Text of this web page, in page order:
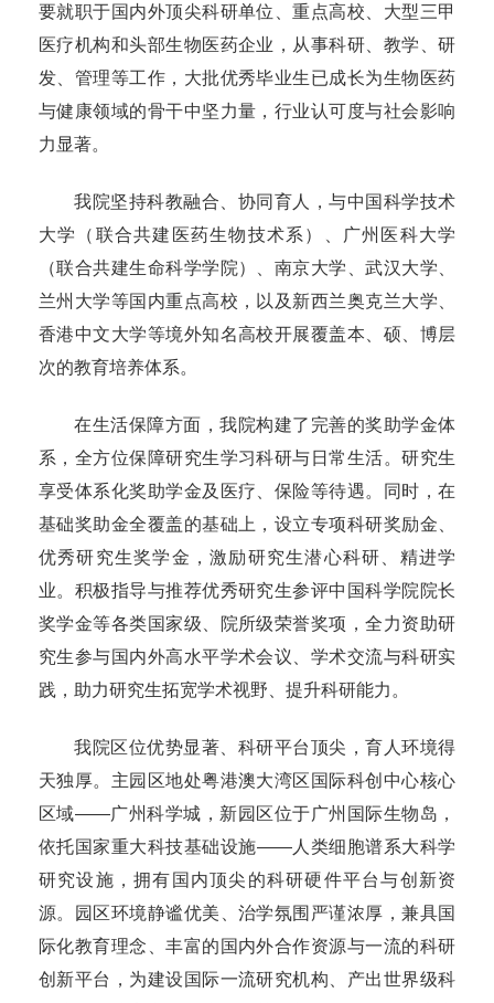
要就职于国内外顶尖科研单位、重点高校、大型三甲
医疗机构和头部生物医药企业，从事科研、教学、研
发、管理等工作，大批优秀毕业生已成长为生物医药
与健康领域的骨干中坚力量，行业认可度与社会影响
力显著。
我院坚持科教融合、协同育人，与中国科学技术
大学（联合共建医药生物技术系）、广州医科大学
（联合共建生命科学学院）、南京大学、武汉大学、
兰州大学等国内重点高校，以及新西兰奥克兰大学、
香港中文大学等境外知名高校开展覆盖本、硕、博层
次的教育培养体系。
在生活保障方面，我院构建了完善的奖助学金体
系，全方位保障研究生学习科研与日常生活。研究生
享受体系化奖助学金及医疗、保险等待遇。同时，在
基础奖助金全覆盖的基础上，设立专项科研奖励金、
优秀研究生奖学金，激励研究生潜心科研、精进学
业。积极指导与推荐优秀研究生参评中国科学院院长
奖学金等各类国家级、院所级荣誉奖项，全力资助研
究生参与国内外高水平学术会议、学术交流与科研实
践，助力研究生拓宽学术视野、提升科研能力。
我院区位优势显著、科研平台顶尖，育人环境得
天独厚。主园区地处粤港澳大湾区国际科创中心核心
区域——广州科学城，新园区位于广州国际生物岛，
依托国家重大科技基础设施——人类细胞谱系大科学
研究设施，拥有国内顶尖的科研硬件平台与创新资
源。园区环境静谧优美、治学氛围严谨浓厚，兼具国
际化教育理念、丰富的国内外合作资源与一流的科研
创新平台，为建设国际一流研究机构、产出世界级科